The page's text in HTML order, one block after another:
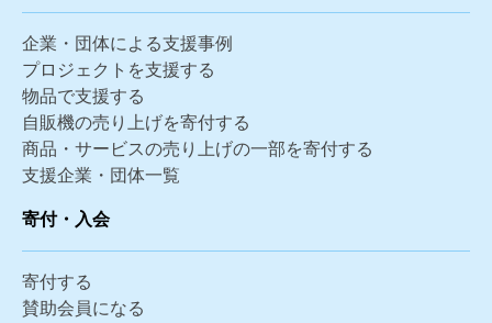
企業・団体による支援事例
プロジェクトを支援する
物品で支援する
自販機の売り上げを寄付する
商品・サービスの売り上げの一部を寄付する
支援企業・団体一覧
寄付・入会
寄付する
賛助会員になる